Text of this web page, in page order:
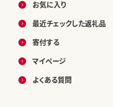
お気に入り
最近チェックした返礼品
寄付する
マイページ
よくある質問